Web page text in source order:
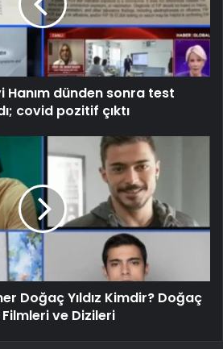
Hanım dünden sonra test
covid pozitif çıktı
Doğaç Yıldız Kimdir? Doğaç
ve Dizileri